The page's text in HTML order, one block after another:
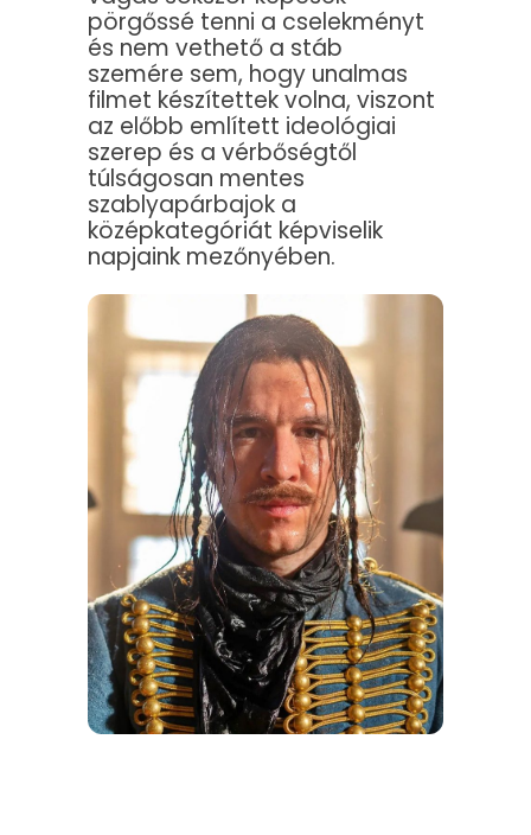
pörgőssé tenni a cselekményt
és nem vethető a stáb
szemére sem, hogy unalmas
filmet készítettek volna, viszont
az előbb említett ideológiai
szerep és a vérbőségtől
túlságosan mentes
szablyapárbajok a
középkategóriát képviselik
napjaink mezőnyében.